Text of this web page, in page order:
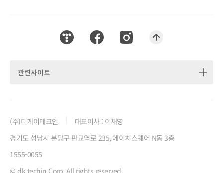
관련사이트
(주)디케이테크인
대표이사 : 이채영
경기도 성남시 분당구 판교역로 235, 에이치스퀘어 N동 3층
1555-0055
© dk techin Corp. All rights reserved.